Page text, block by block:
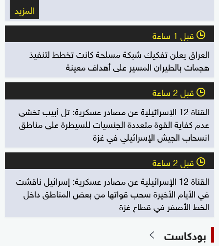
المزيد
l قبل 1 ساعة
العراق يعلن تفكيك شبكة مسلحة كانت تخطط لتنفيذ
هجمات بالطيران المسير على أهداف معينة
l قبل 2 ساعة
القناة 12 الإسرائيلية عن مصادر عسكرية: تل أبيب تخشى
عدم كفاية القوة متعددة الجنسيات للسيطرة على مناطق
انسحاب الجيش الإسرائيلي في غزة
l قبل 2 ساعة
القناة 12 الإسرائيلية عن مصادر عسكرية: إسرائيل ناقشت
في الأيام الأخيرة سحب قواتها من بعض المناطق داخل
الخط الأصفر في قطاع غزة
بودكاست